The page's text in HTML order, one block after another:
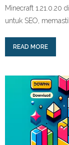
Minecraft 1.21.0.20
untuk SEO,
READ MORE